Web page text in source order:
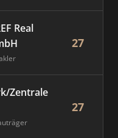
Real
27
Zentrale
27